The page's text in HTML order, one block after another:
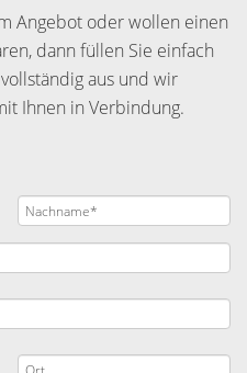
Angebot oder wollen einen
dann füllen Sie einfach
aus und wir
Ihnen in Verbindung.